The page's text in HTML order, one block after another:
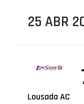
25 ABR
Lousada AC